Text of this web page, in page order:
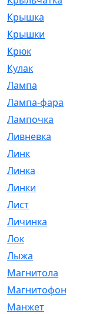
Крышка
Крышки
Крюк
Кулак
Лампа
Лампа-фара
Лампочка
Ливневка
Линк
Линка
Линки
Лист
Личинка
Лок
Лыжа
Магнитола
Магнитофон
Манжет